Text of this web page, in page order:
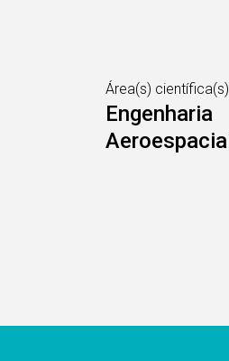
Área(s) científica(s)
Engenharia
Aeroespacial